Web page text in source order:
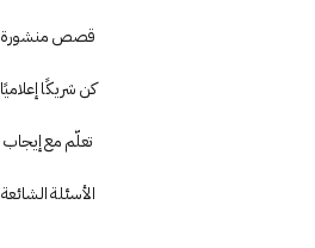
قصص منشورة
كن شريكًا إعلاميًا
تعلّم مع إيجاب
الأسئلة الشائعة